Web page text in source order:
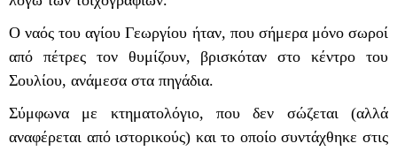
Ο ναός του αγίου Γεωργίου ήταν, που σήμερα μόνο σωροί
από πέτρες τον θυμίζουν, βρισκόταν στο κέντρο του
Σουλίου, ανάμεσα στα πηγάδια.
Σύμφωνα με κτηματολόγιο, που δεν σώζεται (αλλά
αναφέρεται από ιστορικούς) και το οποίο συντάχθηκε στις